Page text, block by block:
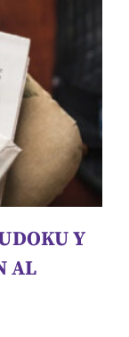
AL
Cognitiva
Y
AL